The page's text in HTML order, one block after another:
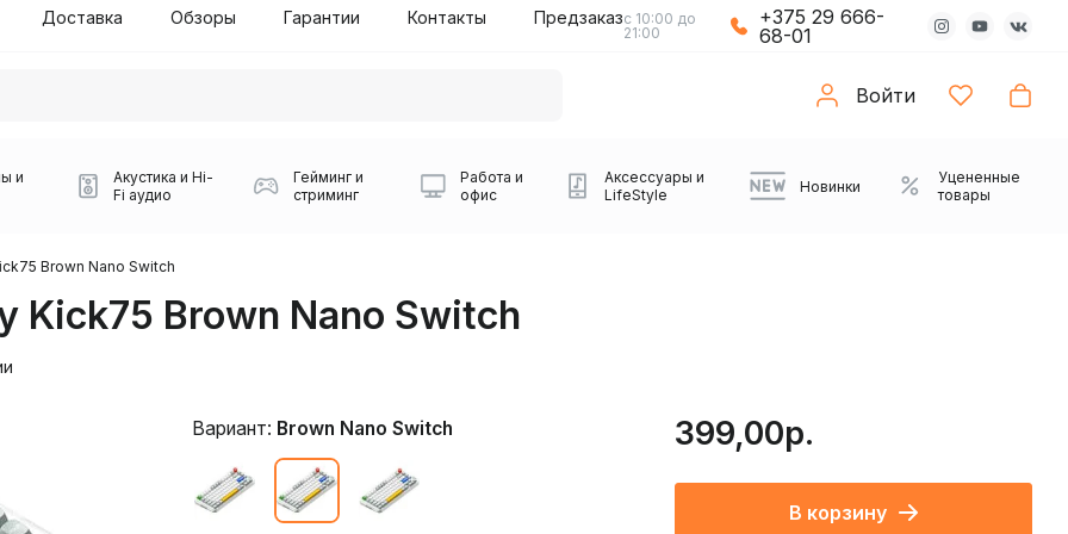
Доставка Обзоры Гарантии Контакты Предзаказс 10:00 до
21:00
+375 29 666-
68-01
Войти
Игровые наушники Беспроводные колонки
и
Микрофоны BOYA Наборы
Акустика и Hi-
Fi аудио
Портативные колонки Ресиверы
Саундбары
Гейминг и
стриминг
Игровые мыши Logitech Геймпады
Работа и
офис
Наборы периферии Коврики для мыши
Аксессуары и
LifeStyle
USB Type-C адаптеры
Новинки
Уцененные
товары
Brown Nano Switch
Kick75 Brown Nano Switch
Вариант: Brown Nano Switch 399,00р.
В корзину